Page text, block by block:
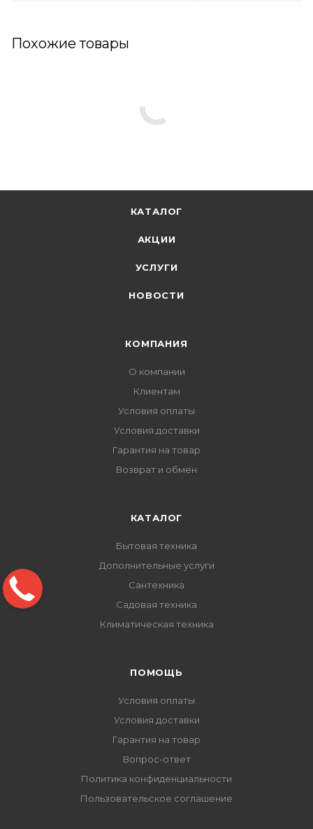
Похожие товары
КАТАЛОГ
АКЦИИ
УСЛУГИ
НОВОСТИ
КОМПАНИЯ
О компании
Клиентам
Условия оплаты
Условия доставки
Гарантия на товар
Возврат и обмен
КАТАЛОГ
Бытовая техника
Дополнительные услуги
Сантехника
Садовая техника
Климатическая техника
ПОМОЩЬ
Условия оплаты
Условия доставки
Гарантия на товар
Вопрос-ответ
Политика конфиденциальности
Пользовательское соглашение